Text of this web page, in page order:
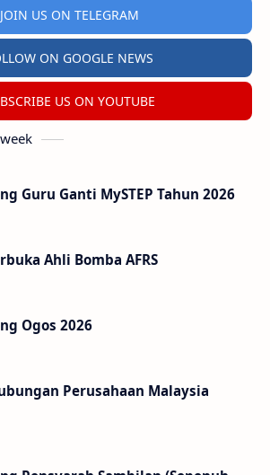
JOIN US ON TELEGRAM
ON GOOGLE NEWS
US ON YOUTUBE
Guru Ganti MySTEP Tahun 2026
Ahli Bomba AFRS
Ogos 2026
Perusahaan Malaysia